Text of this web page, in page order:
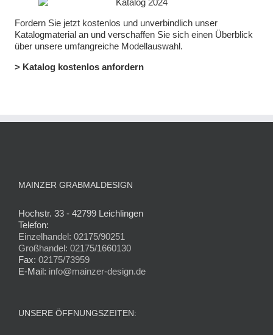
Fordern Sie jetzt kostenlos und unverbindlich unser
Katalogmaterial an und verschaffen Sie sich einen Überblick
über unsere umfangreiche Modellauswahl.
> Katalog kostenlos anfordern
MAINZER GRABMALDESIGN
Hochstr. 33 - 42799 Leichlingen
Telefon:
Einzelhandel: 02175/90251
Großhandel: 02175/1660130
Fax: 02175/73959
E-Mail: info@mainzer-design.de
UNSERE ÖFFNUNGSZEITEN: